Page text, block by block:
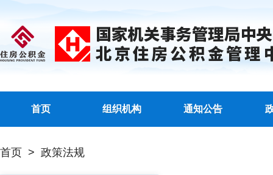
首页 组织机构 通知公告
首页 > 政策法规